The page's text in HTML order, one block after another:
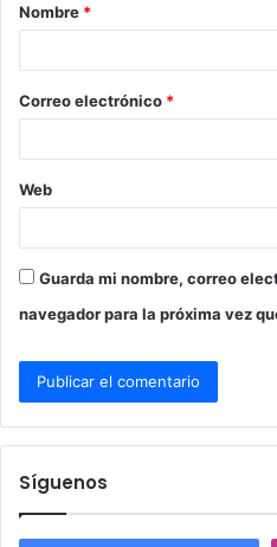
r
*
Nombre *
Correo electrónico *
Web
Guarda mi nombre, correo
navegador para la próxima vez
Síguenos